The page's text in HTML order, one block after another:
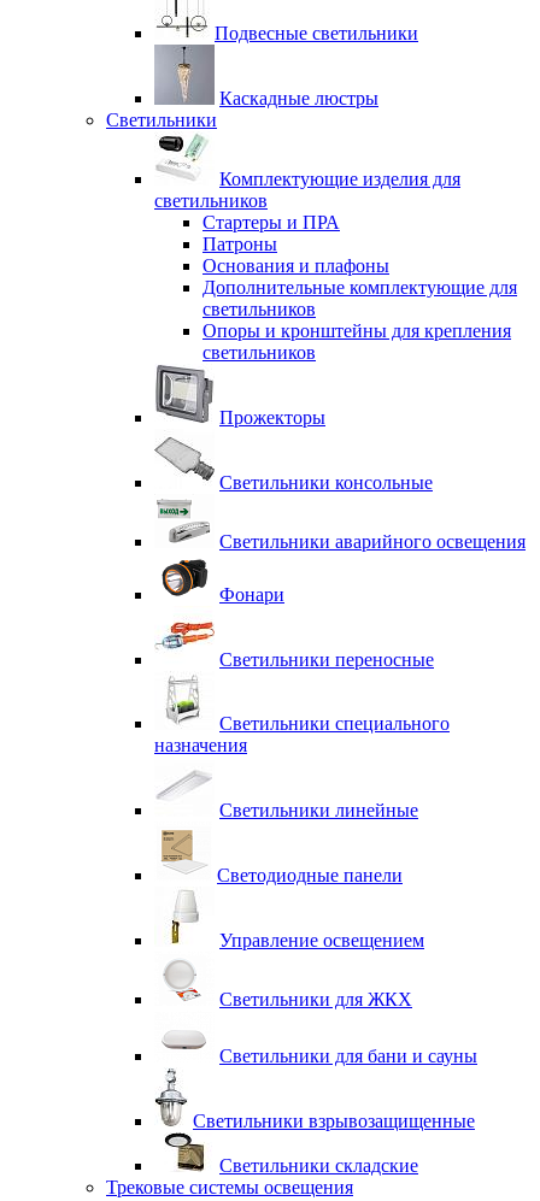
Подвесные светильники
Каскадные люстры
Светильники
Комплектующие изделия для
светильников
Стартеры и ПРА
Патроны
Основания и плафоны
Дополнительные комплектующие для
светильников
Опоры и кронштейны для крепления
светильников
Прожекторы
Светильники консольные
Светильники аварийного освещения
Фонари
Светильники переносные
Светильники специального
назначения
Светильники линейные
Светодиодные панели
Управление освещением
Светильники для ЖКХ
Светильники для бани и сауны
Светильники взрывозащищенные
Светильники складские
Трековые системы освещения